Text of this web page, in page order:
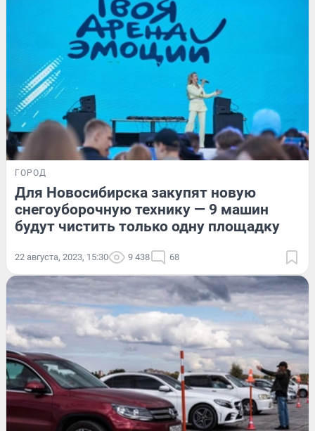
ГОРОД
Для Новосибирска закупят новую
снегоуборочную технику — 9 машин
будут чистить только одну площадку
22 августа, 2023, 15:30 9 438 68